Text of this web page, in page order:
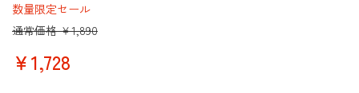
数量限定セール
￥1,728
通常価格 ￥1,890